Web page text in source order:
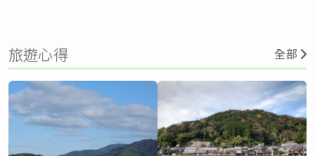
旅遊心得 全部